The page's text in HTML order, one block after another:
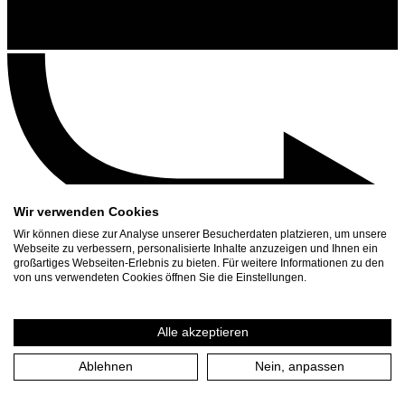
Kontakt
Presse Download
Wir verwenden Cookies
Wir können diese zur Analyse unserer Besucherdaten platzieren, um unsere
Webseite zu verbessern, personalisierte Inhalte anzuzeigen und Ihnen ein
großartiges Webseiten-Erlebnis zu bieten. Für weitere Informationen zu den
von uns verwendeten Cookies öffnen Sie die Einstellungen.
Alle akzeptieren
Ablehnen Nein, anpassen